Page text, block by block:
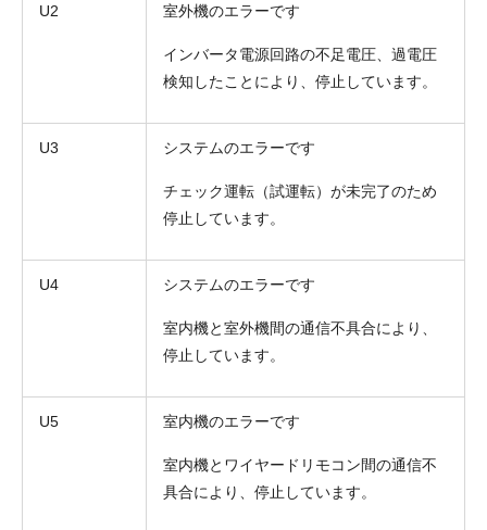
U2 室外機のエラーです
インバータ電源回路の不足電圧、過電圧
検知したことにより、停止しています。
U3 システムのエラーです
チェック運転（試運転）が未完了のため
停止しています。
U4 システムのエラーです
室内機と室外機間の通信不具合により、
停止しています。
U5 室内機のエラーです
室内機とワイヤードリモコン間の通信不
具合により、停止しています。